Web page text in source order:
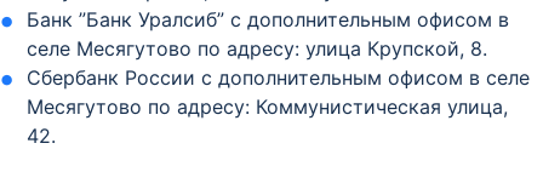
Банк ”Банк Уралсиб” с дополнительным офисом в
селе Месягутово по адресу: улица Крупской, 8.
Сбербанк России с дополнительным офисом в селе
Месягутово по адресу: Коммунистическая улица,
42.